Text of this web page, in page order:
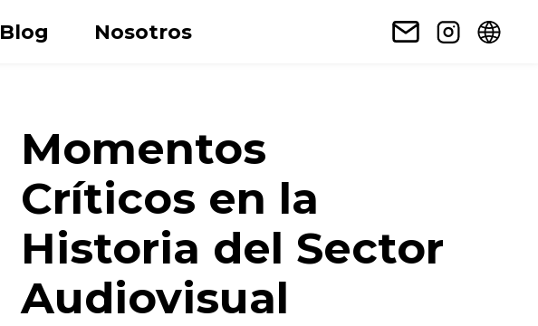
Blog Nosotros
Momentos
Críticos en la
Historia del Sector
Audiovisual